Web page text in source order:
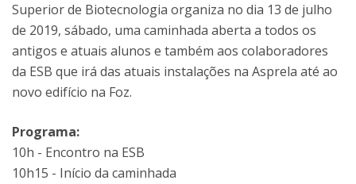
Superior de Biotecnologia organiza no dia 13 de julho
de 2019, sábado, uma caminhada aberta a todos os
antigos e atuais alunos e também aos colaboradores
da ESB que irá das atuais instalações na Asprela até ao
novo edifício na Foz.
Programa:
10h - Encontro na ESB
10h15 - Início da caminhada